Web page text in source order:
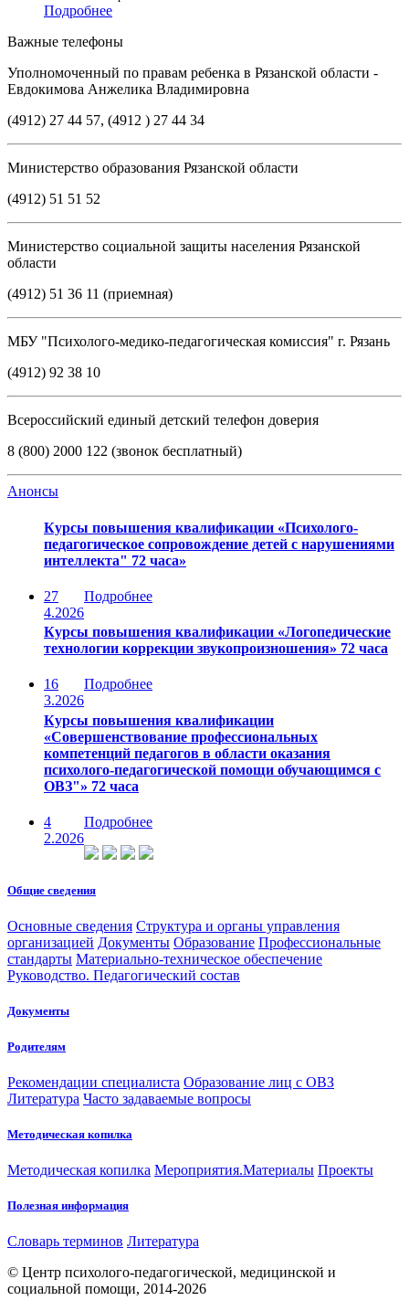
Подробнее
Важные телефоны
Уполномоченный по правам ребенка в Рязанской области -
Евдокимова Анжелика Владимировна
(4912) 27 44 57, (4912 ) 27 44 34
Министерство образования Рязанской области
(4912) 51 51 52
Министерство социальной защиты населения Рязанской
области
(4912) 51 36 11 (приемная)
МБУ "Психолого-медико-педагогическая комиссия" г. Рязань
(4912) 92 38 10
Всероссийский единый детский телефон доверия
8 (800) 2000 122 (звонок бесплатный)
Анонсы
Курсы повышения квалификации «Психолого-
педагогическое сопровождение детей с нарушениями
интеллекта" 72 часа»
27
4.2026
Подробнее
Курсы повышения квалификации «Логопедические
технологии коррекции звукопроизношения» 72 часа
16
3.2026
Подробнее
Курсы повышения квалификации
«Совершенствование профессиональных
компетенций педагогов в области оказания
психолого-педагогической помощи обучающимся с
ОВЗ"» 72 часа
4
2.2026
Подробнее
Общие сведения
Основные сведения Структура и органы управления
организацией Документы Образование Профессиональные
стандарты Материально-техническое обеспечение
Руководство. Педагогический состав
Документы
Родителям
Рекомендации специалиста Образование лиц с ОВЗ
Литература Часто задаваемые вопросы
Методическая копилка
Методическая копилка Мероприятия.Материалы Проекты
Полезная информация
Словарь терминов Литература
© Центр психолого-педагогической, медицинской и
социальной помощи, 2014-2026